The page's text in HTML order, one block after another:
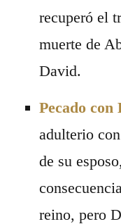
recuperó el
muerte de
David.
Pecado con
adulterio
de su
reino, pero